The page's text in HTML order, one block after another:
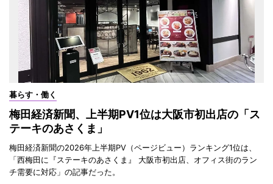
暮らす・働く
梅田経済新聞、上半期PV1位は大阪市初出店の「ス
テーキのあさくま」
梅田経済新聞の2026年上半期PV（ページビュー）ランキング1位は、
「西梅田に『ステーキのあさくま』 大阪市初出店、オフィス街のラン
チ需要に対応」の記事だった。